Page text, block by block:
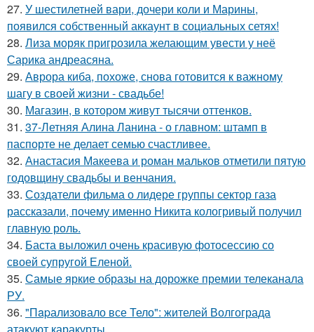
27. У шестилетней вари, дочери коли и Марины,
появился собственный аккаунт в социальных сетях!
28. Лиза моряк пригрозила желающим увести у неё
Сарика андреасяна.
29. Аврора киба, похоже, снова готовится к важному
шагу в своей жизни - свадьбе!
30. Магазин, в котором живут тысячи оттенков.
31. 37-Летняя Алина Ланина - о главном: штамп в
паспорте не делает семью счастливее.
32. Анастасия Макеева и роман мальков отметили пятую
годовщину свадьбы и венчания.
33. Создатели фильма о лидере группы сектор газа
рассказали, почему именно Никита кологривый получил
главную роль.
34. Баста выложил очень красивую фотосессию со
своей супругой Еленой.
35. Самые яркие образы на дорожке премии телеканала
РУ.
36. "Пapализовало все Тело": жителей Волгограда